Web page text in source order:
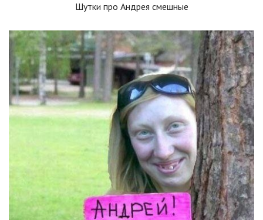
Шутки про Андрея смешные